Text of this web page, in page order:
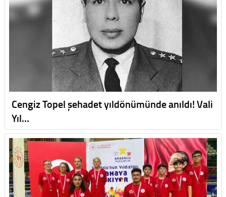
Cengiz Topel şehadet yıldönümünde anıldı! Vali
Yıl…